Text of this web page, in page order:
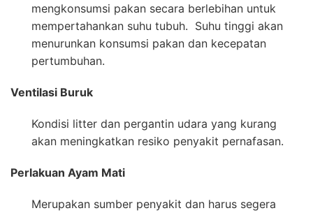
mengkonsumsi pakan secara berlebihan untuk
mempertahankan suhu tubuh. Suhu tinggi akan
menurunkan konsumsi pakan dan kecepatan
pertumbuhan.
Ventilasi Buruk
Kondisi litter dan pergantin udara yang kurang
akan meningkatkan resiko penyakit pernafasan.
Perlakuan Ayam Mati
Merupakan sumber penyakit dan harus segera